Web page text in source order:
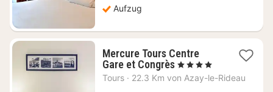
Aufzug
Mercure Tours Centre
Gare et Congrès1
Nacht
, 4 Sterne
Tours · 22.3 Km von Azay-le-Rideau